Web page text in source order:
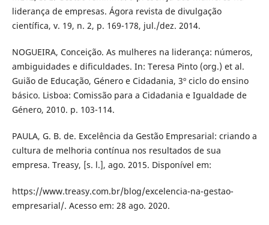
liderança de empresas. Ágora revista de divulgação
científica, v. 19, n. 2, p. 169-178, jul./dez. 2014.
NOGUEIRA, Conceição. As mulheres na liderança: números,
ambiguidades e dificuldades. In: Teresa Pinto (org.) et al.
Guião de Educação, Género e Cidadania, 3º ciclo do ensino
básico. Lisboa: Comissão para a Cidadania e Igualdade de
Género, 2010. p. 103-114.
PAULA, G. B. de. Excelência da Gestão Empresarial: criando a
cultura de melhoria contínua nos resultados de sua
empresa. Treasy, [s. l.], ago. 2015. Disponível em:
https://www.treasy.com.br/blog/excelencia-na-gestao-
empresarial/. Acesso em: 28 ago. 2020.